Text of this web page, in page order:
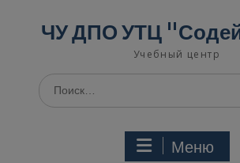
ЧУ ДПО УТЦ
Учебный центр
Поиск
по:
Меню